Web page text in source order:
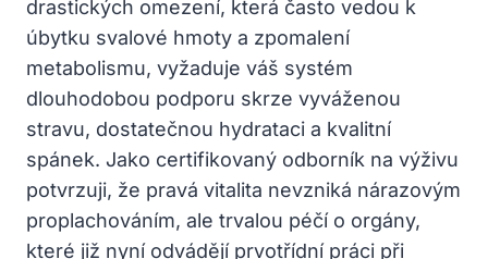
drastických omezení, která často vedou k
úbytku svalové hmoty a zpomalení
metabolismu, vyžaduje váš systém
dlouhodobou podporu skrze vyváženou
stravu, dostatečnou hydrataci a kvalitní
spánek. Jako certifikovaný odborník na výživu
potvrzuji, že pravá vitalita nevzniká nárazovým
proplachováním, ale trvalou péčí o orgány,
které již nyní odvádějí prvotřídní práci při